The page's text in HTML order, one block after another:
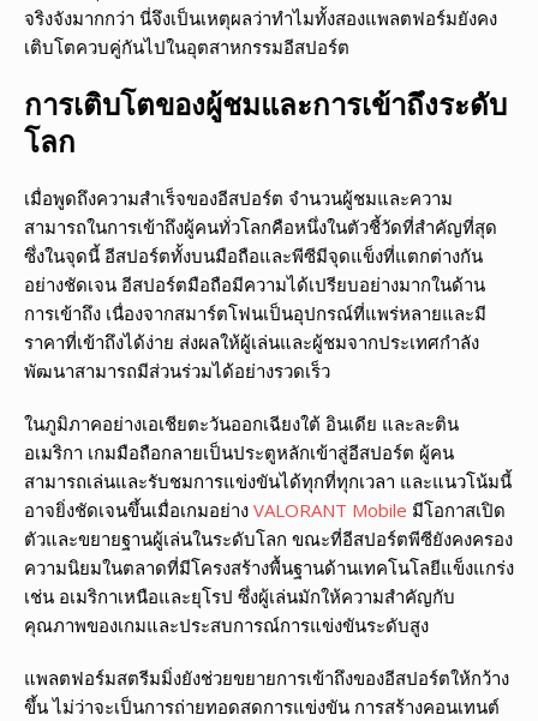
จริงจังมากกว่า นี่จึงเป็นเหตุผลว่าทำไมทั้งสองแพลตฟอร์มยังคง
เติบโตควบคู่กันไปในอุตสาหกรรมอีสปอร์ต
การเติบโตของผู้ชมและการเข้าถึงระดับ
โลก
เมื่อพูดถึงความสำเร็จของอีสปอร์ต จำนวนผู้ชมและความ
สามารถในการเข้าถึงผู้คนทั่วโลกคือหนึ่งในตัวชี้วัดที่สำคัญที่สุด
ซึ่งในจุดนี้ อีสปอร์ตทั้งบนมือถือและพีซีมีจุดแข็งที่แตกต่างกัน
อย่างชัดเจน อีสปอร์ตมือถือมีความได้เปรียบอย่างมากในด้าน
การเข้าถึง เนื่องจากสมาร์ตโฟนเป็นอุปกรณ์ที่แพร่หลายและมี
ราคาที่เข้าถึงได้ง่าย ส่งผลให้ผู้เล่นและผู้ชมจากประเทศกำลัง
พัฒนาสามารถมีส่วนร่วมได้อย่างรวดเร็ว
ในภูมิภาคอย่างเอเชียตะวันออกเฉียงใต้ อินเดีย และละติน
อเมริกา เกมมือถือกลายเป็นประตูหลักเข้าสู่อีสปอร์ต ผู้คน
สามารถเล่นและรับชมการแข่งขันได้ทุกที่ทุกเวลา และแนวโน้มนี้
อาจยิ่งชัดเจนขึ้นเมื่อเกมอย่าง VALORANT Mobile มีโอกาสเปิด
ตัวและขยายฐานผู้เล่นในระดับโลก ขณะที่อีสปอร์ตพีซียังคงครอง
ความนิยมในตลาดที่มีโครงสร้างพื้นฐานด้านเทคโนโลยีแข็งแกร่ง
เช่น อเมริกาเหนือและยุโรป ซึ่งผู้เล่นมักให้ความสำคัญกับ
คุณภาพของเกมและประสบการณ์การแข่งขันระดับสูง
แพลตฟอร์มสตรีมมิ่งยังช่วยขยายการเข้าถึงของอีสปอร์ตให้กว้าง
ขึ้น ไม่ว่าจะเป็นการถ่ายทอดสดการแข่งขัน การสร้างคอนเทนต์